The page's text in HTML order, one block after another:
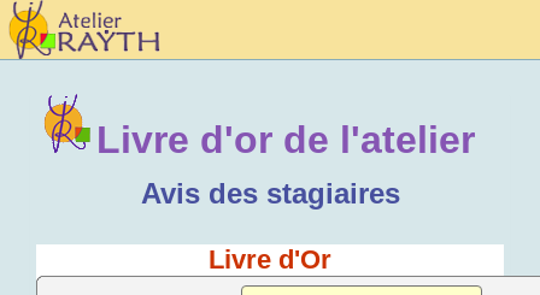
Livre d'or de l'atelier
Avis des stagiaires
Livre d'Or